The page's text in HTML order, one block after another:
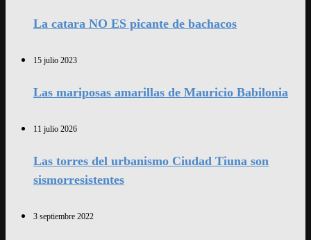
La catara NO ES picante de bachacos
15 julio 2023
Las mariposas amarillas de Mauricio Babilonia
11 julio 2026
Las torres del urbanismo Ciudad Tiuna son
sismorresistentes
3 septiembre 2022